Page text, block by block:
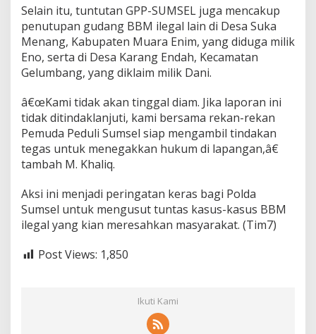
e
s
k
T
i
d
a
k
a
n
T
e
a
s
a
a
s
Selain itu, tuntutan GPP-SUMSEL juga mencakup
penutupan gudang BBM ilegal lain di Desa Suka
Menang, Kabupaten Muara Enim, yang diduga milik
Eno, serta di Desa Karang Endah, Kecamatan
Gelumbang, yang diklaim milik Dani.
â€œKami tidak akan tinggal diam. Jika laporan ini
tidak ditindaklanjuti, kami bersama rekan-rekan
Pemuda Peduli Sumsel siap mengambil tindakan
tegas untuk menegakkan hukum di lapangan,â€
tambah M. Khaliq.
Aksi ini menjadi peringatan keras bagi Polda
Sumsel untuk mengusut tuntas kasus-kasus BBM
ilegal yang kian meresahkan masyarakat. (Tim7)
Post Views: 1,850
Ikuti Kami